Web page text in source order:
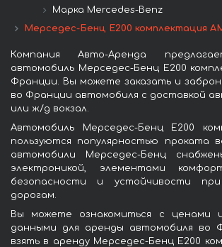
Марка Mercedes-Benz
Мерседес-Бенц Е200 комплектация
Компания Авто-Аренда
автомобиль Мерседес-Бенц Е200
Франции. Вы можете заказать и
во Франции автомобиля с доставкой
или ж/д вокзал.
Автомобиль Мерседес-Бенц Е200
пользуются популярностью проката
автомобили Мерседес-Бенц
электроникой, элементами
безопасности и устойчивости
дорогам.
Вы можете ознакомиться с ценами
данными для аренды автомобиля во
взять в аренду Мерседес-Бенц Е200